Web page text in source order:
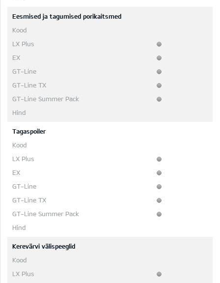
Eesmised ja tagumised porikaitsmed
Tagaspoiler
Kerevärvi välispeeglid